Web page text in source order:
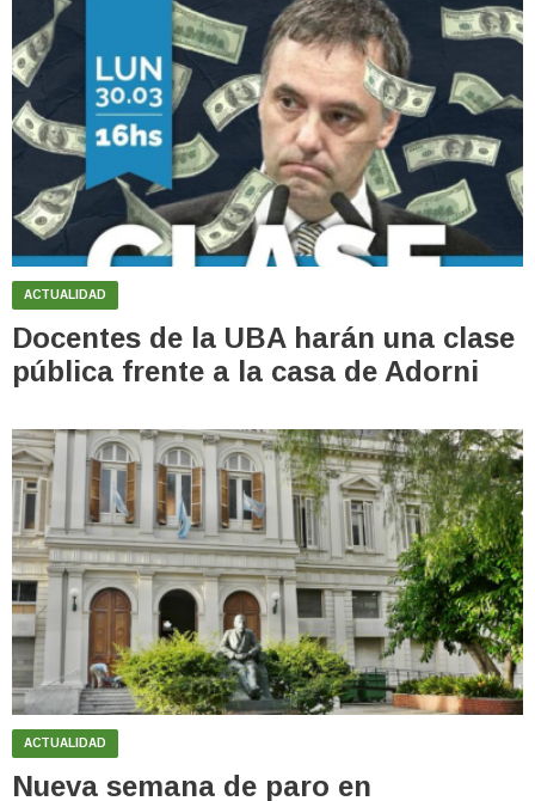
ACTUALIDAD
Docentes de la UBA harán una clase
pública frente a la casa de Adorni
ACTUALIDAD
Nueva semana de paro en